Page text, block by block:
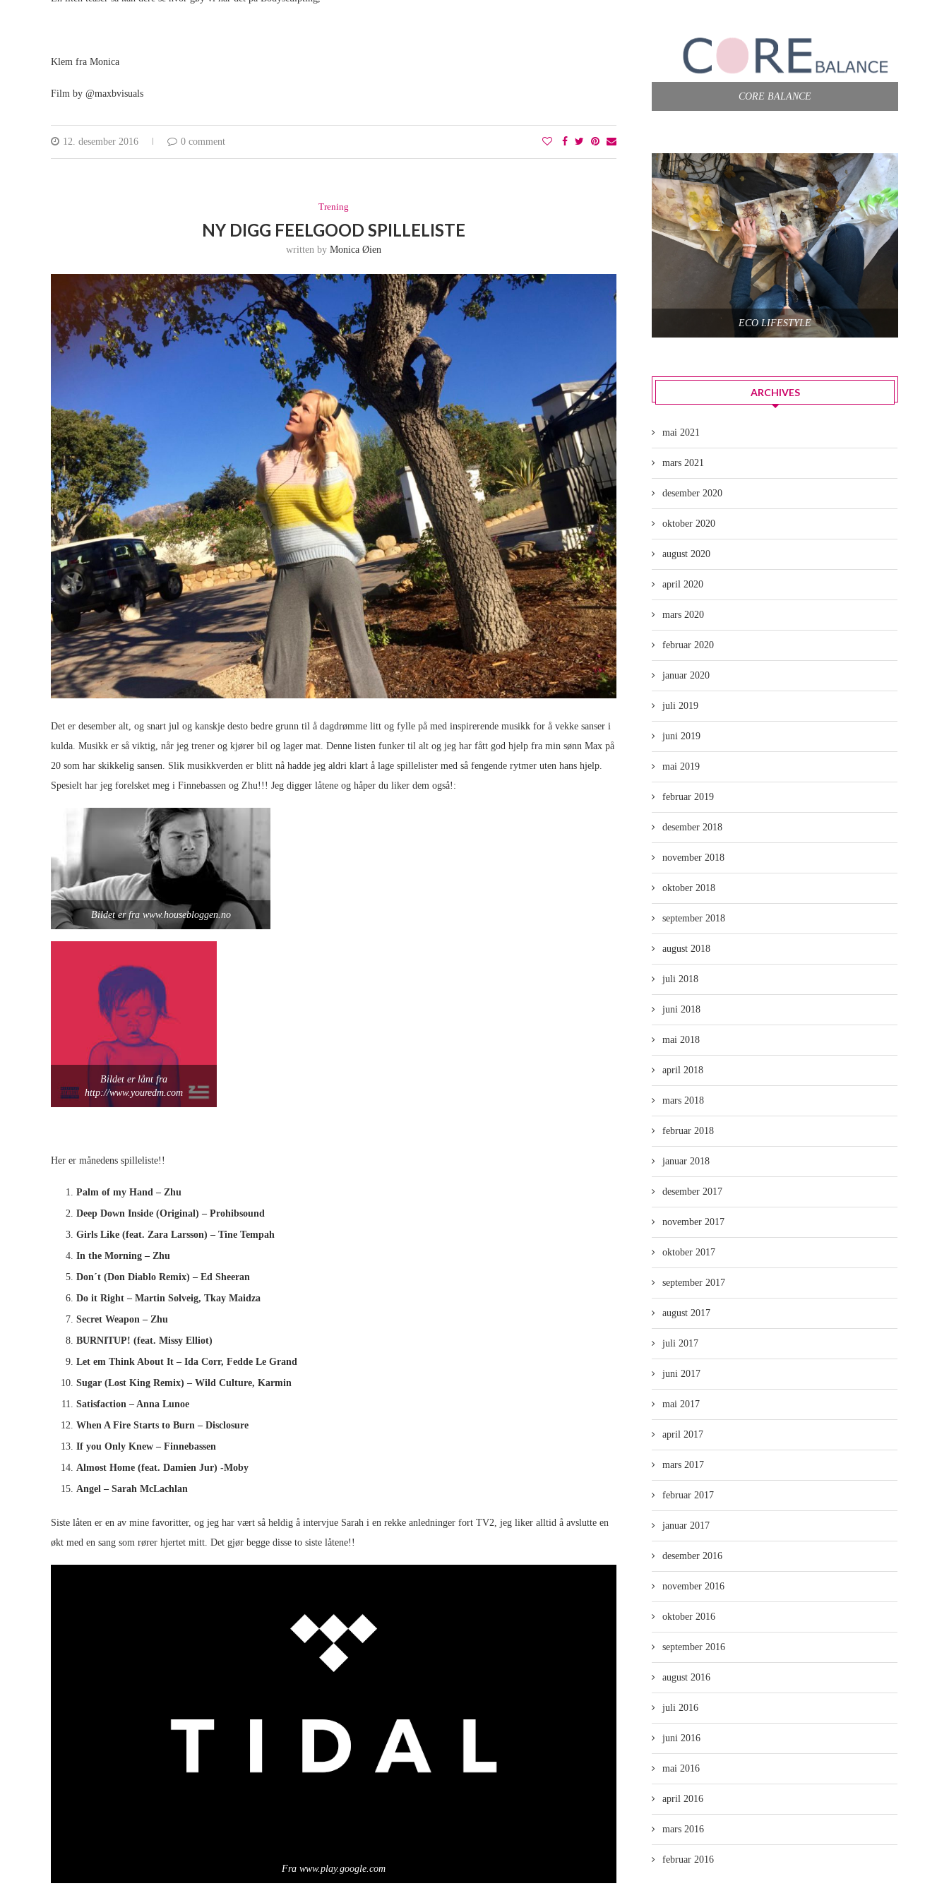
Klem fra Monica
Film by @maxbvisuals
12. desember 2016 0 comment
Trening
NY DIGG FEELGOOD SPILLELISTE
written byMonica Øien
Det er desember alt, og snart jul og kanskje desto bedre grunn til å dagdrømme litt og fylle på med inspirerende musikk for å vekke sanser i
kulda. Musikk er så viktig, når jeg trener og kjører bil og lager mat. Denne listen funker til alt og jeg har fått god hjelp fra min sønn Max på
20 som har skikkelig sansen. Slik musikkverden er blitt nå hadde jeg aldri klart å lage spillelister med så fengende rytmer uten hans hjelp.
Spesielt har jeg forelsket meg i Finnebassen og Zhu!!! Jeg digger låtene og håper du liker dem også!:
Bildet er fra www.housebloggen.no
Bildet er lånt fra
http://www.youredm.com
Her er månedens spilleliste!!
Palm of my Hand – Zhu
Deep Down Inside (Original) – Prohibsound
Girls Like (feat. Zara Larsson) – Tine Tempah
In the Morning – Zhu
Don´t (Don Diablo Remix) – Ed Sheeran
Do it Right – Martin Solveig, Tkay Maidza
Secret Weapon – Zhu
BURNITUP! (feat. Missy Elliot)
Let em Think About It – Ida Corr, Fedde Le Grand
Sugar (Lost King Remix) – Wild Culture, Karmin
Satisfaction – Anna Lunoe
When A Fire Starts to Burn – Disclosure
If you Only Knew – Finnebassen
Almost Home (feat. Damien Jur) -Moby
Angel – Sarah McLachlan
Siste låten er en av mine favoritter, og jeg har vært så heldig å intervjue Sarah i en rekke anledninger fort TV2, jeg liker alltid å avslutte en
økt med en sang som rører hjertet mitt. Det gjør begge disse to siste låtene!!
Fra www.play.google.com
CORE BALANCE
ECO LIFESTYLE
ARCHIVES
mai 2021
mars 2021
desember 2020
oktober 2020
august 2020
april 2020
mars 2020
februar 2020
januar 2020
juli 2019
juni 2019
mai 2019
februar 2019
desember 2018
november 2018
oktober 2018
september 2018
august 2018
juli 2018
juni 2018
mai 2018
april 2018
mars 2018
februar 2018
januar 2018
desember 2017
november 2017
oktober 2017
september 2017
august 2017
juli 2017
juni 2017
mai 2017
april 2017
mars 2017
februar 2017
januar 2017
desember 2016
november 2016
oktober 2016
september 2016
august 2016
juli 2016
juni 2016
mai 2016
april 2016
mars 2016
februar 2016